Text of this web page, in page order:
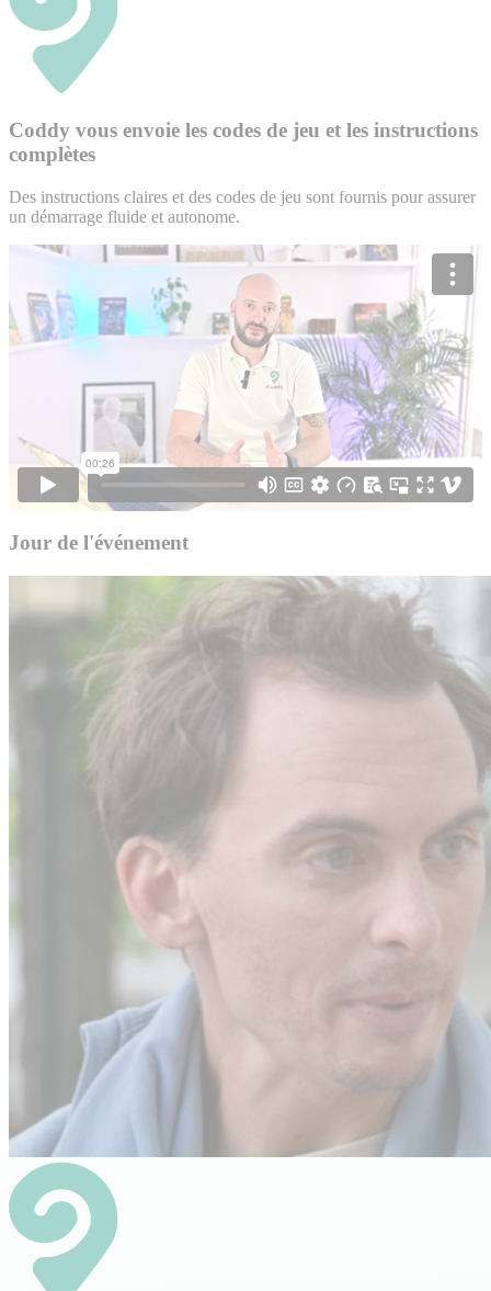
Coddy vous envoie les codes de jeu et les instructions
complètes
Des instructions claires et des codes de jeu sont fournis pour assurer
un démarrage fluide et autonome.
Jour de l'événement